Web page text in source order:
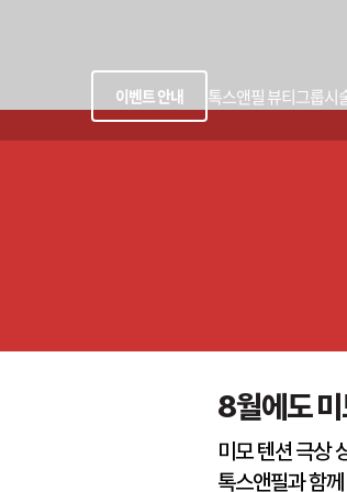
이벤트 안내 톡스앤필 뷰티그룹시
8월에도
미모 텐션 극상
톡스앤필과 함